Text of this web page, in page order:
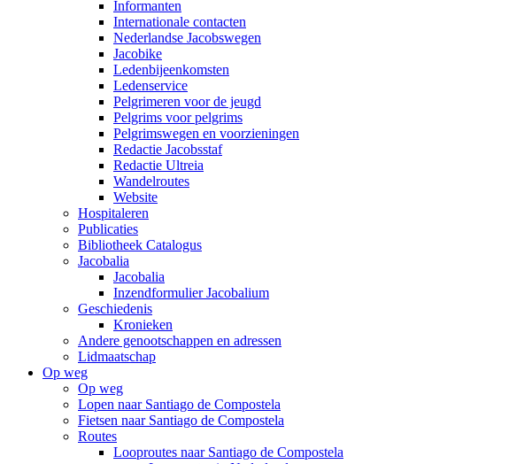
Informanten
Internationale contacten
Nederlandse Jacobswegen
Jacobike
Ledenbijeenkomsten
Ledenservice
Pelgrimeren voor de jeugd
Pelgrims voor pelgrims
Pelgrimswegen en voorzieningen
Redactie Jacobsstaf
Redactie Ultreia
Wandelroutes
Website
Hospitaleren
Publicaties
Bibliotheek Catalogus
Jacobalia
Jacobalia
Inzendformulier Jacobalium
Geschiedenis
Kronieken
Andere genootschappen en adressen
Lidmaatschap
Op weg
Op weg
Lopen naar Santiago de Compostela
Fietsen naar Santiago de Compostela
Routes
Looproutes naar Santiago de Compostela